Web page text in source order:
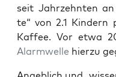
seit Jahr­zehn­ten
te“ von 2.1 Kin­dern
Kaf­fee. Vor etwa
Alarm­wel­le hier­zu